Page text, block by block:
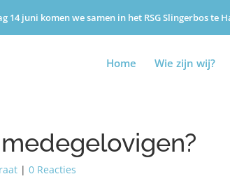
14 juni komen we samen in het RSG Slingerbos te
Home Wie zijn wij?
| 0 Reacties